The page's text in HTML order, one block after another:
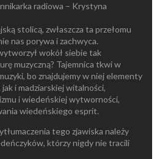
radiowa – Krystyna
stolicą, zwłaszcza ta przełomu
nas porywa i zachwyca.
wokół siebie tak
muzyczną? Tajemnica tkwi w
bo znajdujemy w niej elementy
i madziarskiej witalności,
i wiedeńskiej wytworności,
wiedeńskiego esprit.
tego zjawiska należy
którzy nigdy nie tracili